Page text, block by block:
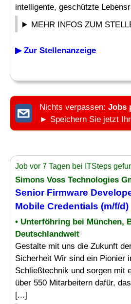
intelligente, geschützte
MEHR INFOS ZUM
▶ Zur Stellenanzeige
Nichts verpassen: Jobs
► Speichern Sie jetzt
Job vor 7 Tagen bei ITSteps
Simons Voss Technologies
Senior Firmware
Mobile Credentials (m/f/d)
• Unterföhring bei München,
Deutschlandweit
Gestalte mit uns die Zukunft
Sicherheit Wir sind ein Pionier
Schließtechnik und sorgen mit
über 550 Mitarbeitern dafür,
[...]